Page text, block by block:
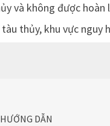
và không được hoàn
thủy, khu vực
HƯỚNG DẪN